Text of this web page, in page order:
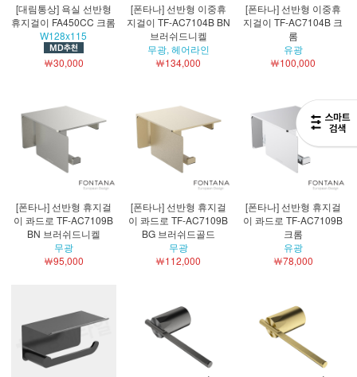
[대림통상] 욕실 선반형
휴지걸이 FA450CC 크롬
W128x115
￦30,000
[폰타나] 선반형 이중휴
지걸이 TF-AC7104B BN
브러쉬드니켈
무광, 헤어라인
￦134,000
[폰타나] 선반형 이중휴
지걸이 TF-AC7104B 크
롬
유광
￦100,000
[폰타나] 선반형 휴지걸
이 콰드로 TF-AC7109B
BN 브러쉬드니켈
무광
￦95,000
[폰타나] 선반형 휴지걸
이 콰드로 TF-AC7109B
BG 브러쉬드골드
무광
￦112,000
[폰타나] 선반형 휴지걸
이 콰드로 TF-AC7109B
크롬
유광
￦78,000